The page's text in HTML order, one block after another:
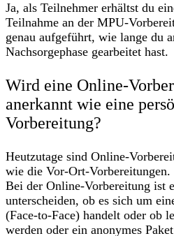
Ja, als Teilnehmer erhältst du
Teilnahme an der MPU-
genau aufgeführt, wie lange du
Nachsorgephase gearbeitet hast.
Wird eine Online-
anerkannt wie eine
Vorbereitung?
Heutzutage sind Online-
wie die Vor-Ort-Vorbereitungen.
Bei der Online-Vorbereitung ist
unterscheiden, ob es sich um
(Face-to-Face) handelt oder ob
werden oder ein anonymes